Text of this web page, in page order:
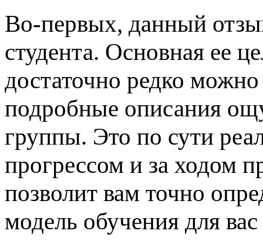
Во-первых, данный
студента. Основная ее
достаточно редко
подробные описания
группы. Это по сути
прогрессом и за ходом
позволит вам точно
модель обучения для